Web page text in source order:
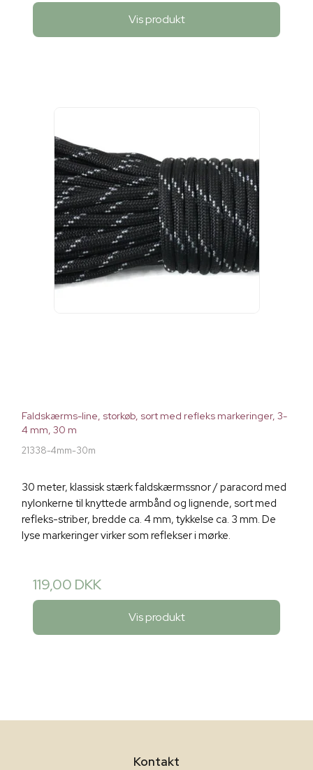
Vis produkt
Faldskærms-line, storkøb, sort med refleks markeringer, 3-
4 mm, 30 m
21338-4mm-30m
30 meter, klassisk stærk faldskærmssnor / paracord med
nylonkerne til knyttede armbånd og lignende, sort med
refleks-striber, bredde ca. 4 mm, tykkelse ca. 3 mm. De
lyse markeringer virker som reflekser i mørke.
119,00 DKK
Vis produkt
Kontakt